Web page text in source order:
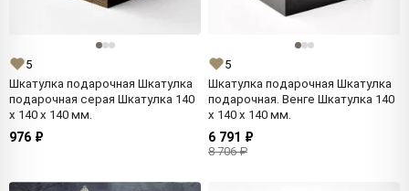
5
Шкатулка подарочная Шкатулка
подарочная серая Шкатулка 140
x 140 x 140 мм.
976 ₽
5
Шкатулка подарочная Шкатулка
подарочная. Венге Шкатулка 140
x 140 x 140 мм.
6 791 ₽
8 706 ₽